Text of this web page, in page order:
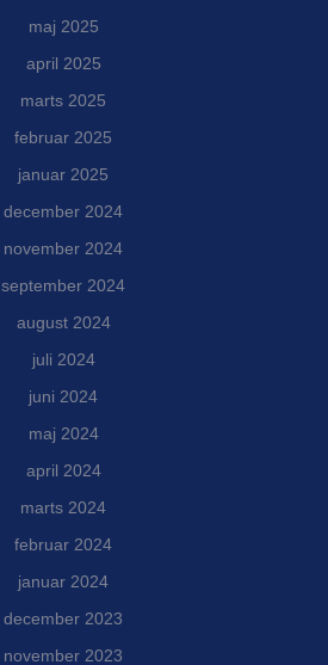
maj 2025
april 2025
marts 2025
februar 2025
januar 2025
december 2024
november 2024
september 2024
august 2024
juli 2024
juni 2024
maj 2024
april 2024
marts 2024
februar 2024
januar 2024
december 2023
november 2023